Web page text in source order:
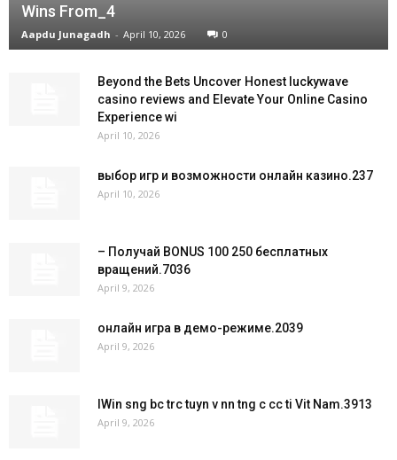
Wins From_4
Aapdu Junagadh - April 10, 2026 0
Beyond the Bets Uncover Honest luckywave
casino reviews and Elevate Your Online Casino
Experience wi
April 10, 2026
выбор игр и возможности онлайн казино.237
April 10, 2026
– Получай BONUS 100 250 бесплатных
вращений.7036
April 9, 2026
онлайн игра в демо-режиме.2039
April 9, 2026
IWin sng bc trc tuyn v nn tng c cc ti Vit Nam.3913
April 9, 2026